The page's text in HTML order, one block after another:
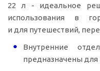
22 л - идеальное
использования в
и для путешествий,
Внутренние
предназначены для